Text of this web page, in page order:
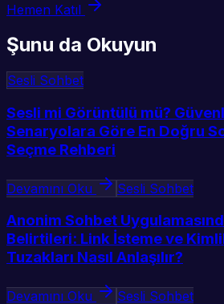
Hemen Katıl
Şunu da Okuyun
Sesli Sohbet
Sesli mi Görüntülü mü?
Senaryolara Göre En Doğru
Seçme Rehberi
Devamını Oku Sesli Sohbet
Anonim Sohbet
Belirtileri: Link İsteme ve
Tuzakları Nasıl Anlaşılır?
Devamını Oku Sesli Sohbet